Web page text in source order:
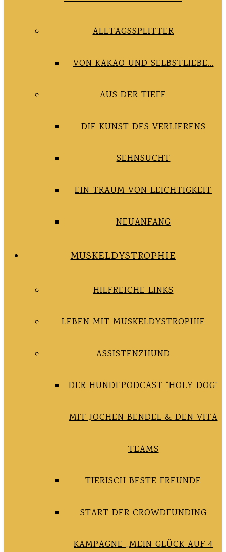
ALLTAGSSPLITTER
VON KAKAO UND SELBSTLIEBE…
AUS DER TIEFE
DIE KUNST DES VERLIERENS
SEHNSUCHT
EIN TRAUM VON LEICHTIGKEIT
NEUANFANG
MUSKELDYSTROPHIE
HILFREICHE LINKS
LEBEN MIT MUSKELDYSTROPHIE
ASSISTENZHUND
DER HUNDEPODCAST “HOLY DOG”
MIT JOCHEN BENDEL & DEN VITA
TEAMS
TIERISCH BESTE FREUNDE
START DER CROWDFUNDING
KAMPAGNE „MEIN GLÜCK AUF 4